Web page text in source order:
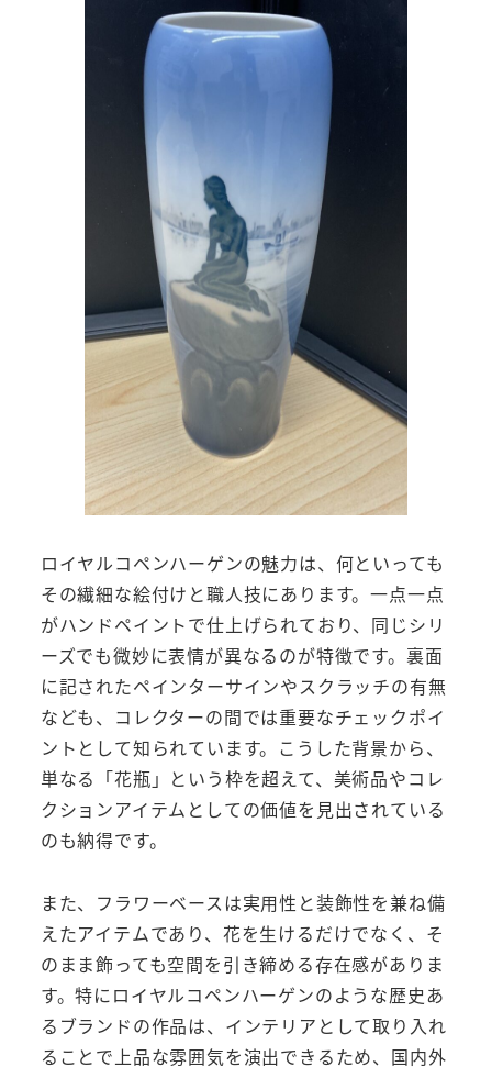
ロイヤルコペンハーゲンの魅力は、何といっても
その繊細な絵付けと職人技にあります。一点一点
がハンドペイントで仕上げられており、同じシリ
ーズでも微妙に表情が異なるのが特徴です。裏面
に記されたペインターサインやスクラッチの有無
なども、コレクターの間では重要なチェックポイ
ントとして知られています。こうした背景から、
単なる「花瓶」という枠を超えて、美術品やコレ
クションアイテムとしての価値を見出されている
のも納得です。
また、フラワーベースは実用性と装飾性を兼ね備
えたアイテムであり、花を生けるだけでなく、そ
のまま飾っても空間を引き締める存在感がありま
す。特にロイヤルコペンハーゲンのような歴史あ
るブランドの作品は、インテリアとして取り入れ
ることで上品な雰囲気を演出できるため、国内外